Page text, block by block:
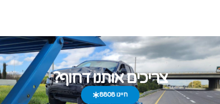
צריכים אותנו דחוף?
חייגו 8808